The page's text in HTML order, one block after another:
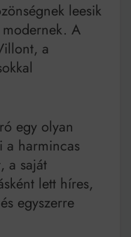
leesik
A
a
egy olyan
a harmincas
a saját
lett híres,
egyszerre